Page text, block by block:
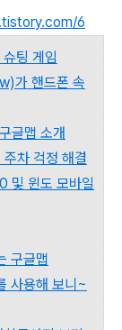
6
팅 게임
가 핸드폰 속
글맵 소개
차 걱정 해결
및 윈도 모바일
구글맵
사용해 보니~